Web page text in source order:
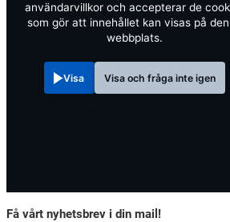
användarvillkor och accepterar de
som gör att innehållet kan visas på
webbplats.
Visa Visa och fråga inte igen
Få vårt nyhetsbrev i din mail!